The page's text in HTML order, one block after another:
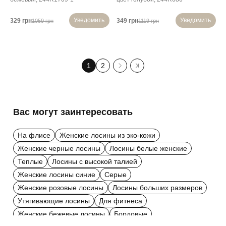
329 грн1059 грн Уведомить 349 грн1119 грн Уведомить
1 2
Вас могут заинтересовать
На флисе
Женские лосины из эко-кожи
Женские черные лосины
Лосины белые женские
Теплые
Лосины с высокой талией
Женские лосины синие
Серые
Женские розовые лосины
Лосины больших размеров
Утягивающие лосины
Для фитнеса
Женские бежевые лосины
Бордовые